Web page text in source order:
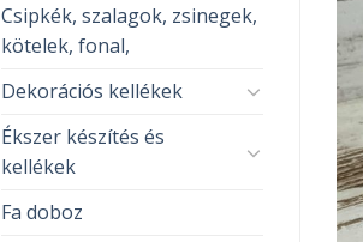
Csipkék, szalagok, zsinegek,
kötelek, fonal,
Dekorációs kellékek
Ékszer készítés és
kellékek
Fa doboz